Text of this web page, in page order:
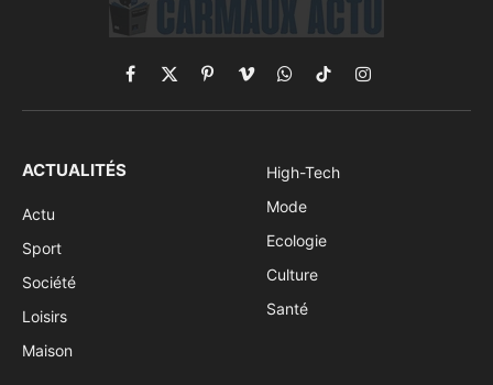
Facebook
X
(Twitter)
PinterestVimeoWhatsApp
TikTokInstagram
ACTUALITÉS
Actu
Sport
Société
Loisirs
Maison
High-Tech
Mode
Ecologie
Culture
Santé